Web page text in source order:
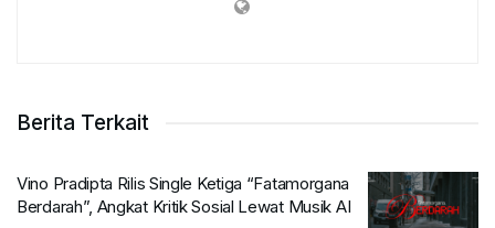
Berita Terkait
Vino Pradipta Rilis Single Ketiga “Fatamorgana
Berdarah”, Angkat Kritik Sosial Lewat Musik AI